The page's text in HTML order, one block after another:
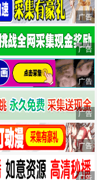
广告
广告
广告
广告
广告
广告